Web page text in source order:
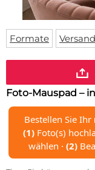
Fußmatte
Bodenmatte
Custom skateboard
Über uns
Lieferzeiten
Login
WhatsApp
Formate Versand
Foto-Mauspad –
Bestellen Sie Ihr
(1) Foto(s)
wählen · (2)